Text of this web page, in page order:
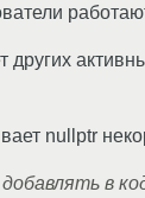
других
nullptr
в